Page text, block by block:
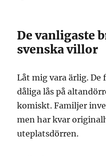
De vanligaste
svenska villor
Låt mig vara ärlig.
dåliga lås på
komiskt. Familjer
men har kvar
uteplatsdörren.